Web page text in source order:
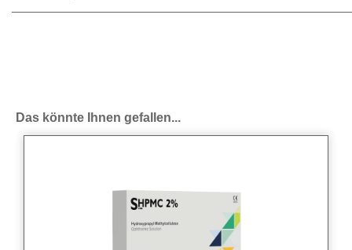
Produktgalerie überspringen
Das könnte Ihnen gefallen...